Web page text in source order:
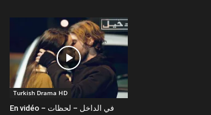
Turkish Drama HD
En vidéo – في الداخل – لحظات